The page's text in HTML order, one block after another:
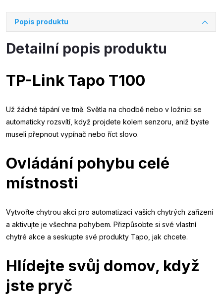
Popis produktu
Detailní popis produktu
TP-Link Tapo T100
Už žádné tápání ve tmě. Světla na chodbě nebo v ložnici se
automaticky rozsvítí, když projdete kolem senzoru, aniž byste
museli přepnout vypínač nebo říct slovo.
Ovládání pohybu celé
místnosti
Vytvořte chytrou akci pro automatizaci vašich chytrých zařízení
a aktivujte je všechna pohybem. Přizpůsobte si své vlastní
chytré akce a seskupte své produkty Tapo, jak chcete.
Hlídejte svůj domov, když
jste pryč